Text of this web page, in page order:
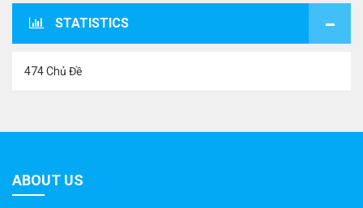
STATISTICS
474 Chủ Đề
ABOUT US